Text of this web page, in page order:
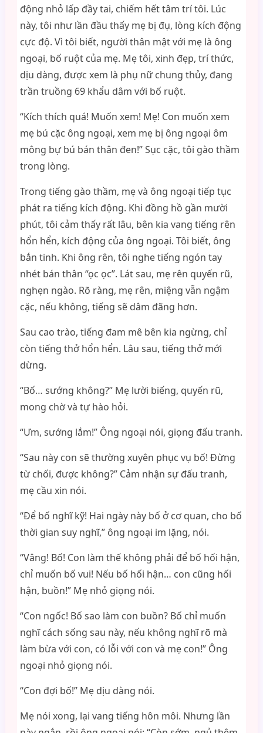
động nhỏ lấp đầy tai, chiếm hết tâm trí tôi. Lúc
này, tôi như lần đầu thấy mẹ bị đụ, lòng kích động
cực độ. Vì tôi biết, người thân mật với mẹ là ông
ngoại, bố ruột của mẹ. Mẹ tôi, xinh đẹp, trí thức,
dịu dàng, được xem là phụ nữ chung thủy, đang
trần truồng 69 khẩu dâm với bố ruột.
“Kích thích quá! Muốn xem! Mẹ! Con muốn xem
mẹ bú cặc ông ngoại, xem mẹ bị ông ngoại ôm
mông bự bú bán thân đen!” Sục cặc, tôi gào thầm
trong lòng.
Trong tiếng gào thầm, mẹ và ông ngoại tiếp tục
phát ra tiếng kích động. Khi đồng hồ gần mười
phút, tôi cảm thấy rất lâu, bên kia vang tiếng rên
hổn hển, kích động của ông ngoại. Tôi biết, ông
bắn tinh. Khi ông rên, tôi nghe tiếng ngón tay
nhét bán thân “ọc ọc”. Lát sau, mẹ rên quyến rũ,
nghẹn ngào. Rõ ràng, mẹ rên, miệng vẫn ngậm
cặc, nếu không, tiếng sẽ dâm đãng hơn.
Sau cao trào, tiếng đam mê bên kia ngừng, chỉ
còn tiếng thở hổn hển. Lâu sau, tiếng thở mới
dừng.
“Bố… sướng không?” Mẹ lười biếng, quyến rũ,
mong chờ và tự hào hỏi.
“Ưm, sướng lắm!” Ông ngoại nói, giọng đấu tranh.
“Sau này con sẽ thường xuyên phục vụ bố! Đừng
từ chối, được không?” Cảm nhận sự đấu tranh,
mẹ cầu xin nói.
“Để bố nghĩ kỹ! Hai ngày này bố ở cơ quan, cho bố
thời gian suy nghĩ,” ông ngoại im lặng, nói.
“Vâng! Bố! Con làm thế không phải để bố hối hận,
chỉ muốn bố vui! Nếu bố hối hận… con cũng hối
hận, buồn!” Mẹ nhỏ giọng nói.
“Con ngốc! Bố sao làm con buồn? Bố chỉ muốn
nghĩ cách sống sau này, nếu không nghĩ rõ mà
làm bừa với con, có lỗi với con và mẹ con!” Ông
ngoại nhỏ giọng nói.
“Con đợi bố!” Mẹ dịu dàng nói.
Mẹ nói xong, lại vang tiếng hôn môi. Nhưng lần